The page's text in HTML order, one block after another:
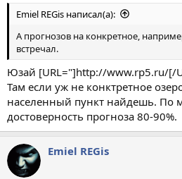
Emiel REGis написал(а):
А прогнозов на конкретное,
встречал.
Юзай [URL="]http://www.rp5.ru/[/
Там если уж не конктретное
населенный пункт найдешь. По
достоверность прогноза 80-90%.
Emiel REGis